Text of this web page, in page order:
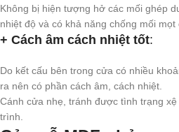
Không bị hiện tượng hở các mối ghép
nhiệt độ và có khả năng chống mối mọt
+ Cách âm cách nhiệt tốt:
Do kết cấu bên trong cửa có nhiều
ra nên có phần cách âm, cách nhiệt.
Cánh cửa nhẹ, tránh được tình trạng
trình.